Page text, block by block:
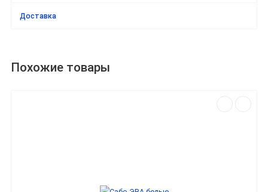
Доставка
Похожие товары